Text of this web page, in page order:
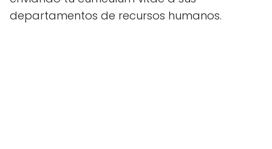
departamentos de recursos humanos.